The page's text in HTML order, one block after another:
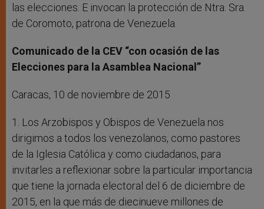
las elecciones. E invocan la protección de Ntra. Sra.
de Coromoto, patrona de Venezuela.
Comunicado de la CEV “con ocasión de las
Elecciones para la Asamblea Nacional”
Caracas, 10 de noviembre de 2015
1. Los Arzobispos y Obispos de Venezuela nos
dirigimos a todos los venezolanos, como pastores
de la Iglesia Católica y como ciudadanos, para
invitarles a reflexionar sobre la particular importancia
que tiene la jornada electoral del 6 de diciembre de
2015, en la que más de diecinueve millones de